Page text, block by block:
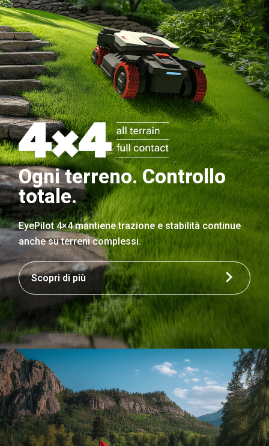
Ogni terreno. Controllo
totale.
EyePilot 4×4 mantiene trazione e stabilità continue
anche su terreni complessi.
Scopri di più